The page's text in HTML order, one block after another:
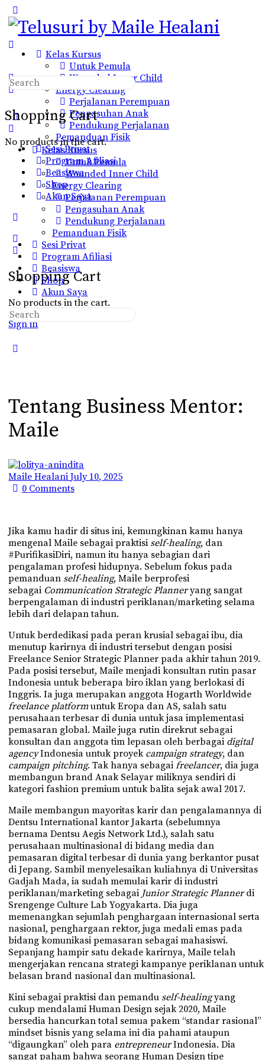
Side
Panel
Kelas Kursus
Untuk Pemula
Wounded Inner Child
Energy Clearing
Perjalanan Perempuan
Pengasuhan Anak
Pendukung Perjalanan
Pemanduan Fisik
Sesi Privat
Program Afiliasi
Beasiswa
Shop
Akun Saya
More
options
Shopping Cart
No products in the cart.
Sign in
Shopping Cart
No products in the cart.
Search
for:
Kelas Kursus
Untuk Pemula
Wounded Inner Child
Energy Clearing
Perjalanan Perempuan
Pengasuhan Anak
Pendukung Perjalanan
Pemanduan Fisik
Sesi Privat
Program Afiliasi
Beasiswa
Shop
Akun Saya
Search
for:
Tentang Business Mentor:
Maile
Maile HealaniJuly 10, 2025
0 Comments
Jika kamu hadir di situs ini, kemungkinan kamu hanya
mengenal Maile sebagai praktisi self-healing, dan
#PurifikasiDiri, namun itu hanya sebagian dari
pengalaman profesi hidupnya. Sebelum fokus pada
pemanduan self-healing, Maile berprofesi
sebagai Communication Strategic Planneryang sangat
berpengalaman di industri periklanan/marketing selama
lebih dari delapan tahun.
Untuk berdedikasi pada peran krusial sebagai ibu, dia
menutup karirnya di industri tersebut dengan posisi
Freelance Senior Strategic Planner pada akhir tahun 2019.
Pada posisi tersebut, Maile menjadi konsultan rutin pasar
Indonesia untuk beberapa biro iklan yang berlokasi di
Inggris. Ia juga merupakan anggota Hogarth Worldwide
freelance platformuntuk Eropa dan AS, salah satu
perusahaan terbesar di dunia untuk jasa implementasi
pemasaran global. Maile juga rutin direkrut sebagai
konsultan dan anggota tim lepasan oleh berbagai digital
agencyIndonesia untuk proyek campaign strategy, dan
campaign pitching. Tak hanya sebagaifreelancer, dia juga
membangun brand Anak Selayar miliknya sendiri di
kategori fashion premium untuk balita sejak awal 2017.
Maile membangun mayoritas karir dan pengalamannya di
Dentsu International kantor Jakarta (sebelumnya
bernama Dentsu Aegis Network Ltd.), salah satu
perusahaan multinasional di bidang media dan
pemasaran digital terbesar di dunia yang berkantor pusat
di Jepang. Sambil menyelesaikan kuliahnya di Universitas
Gadjah Mada, ia sudah memulai karir di industri
periklanan/marketing sebagai Junior Strategic Plannerdi
Srengenge Culture Lab Yogyakarta. Dia juga
memenangkan sejumlah penghargaan internasional serta
nasional, penghargaan rektor, juga medali emas pada
bidang komunikasi pemasaran sebagai mahasiswi.
Sepanjang hampir satu dekade karirnya, Maile telah
mengerjakan rencana strategi kampanye periklanan untuk
belasan brand nasional dan multinasional.
Kini sebagai praktisi dan pemandu self-healingyang
cukup mendalami Human Design sejak 2020, Maile
bersedia hancurkan total semua pakem “standar rasional”
mindset bisnis yang selama ini dia pahami ataupun
“digaungkan” oleh para entrepreneurIndonesia. Dia
sangat paham bahwa seorang Human Design tipe